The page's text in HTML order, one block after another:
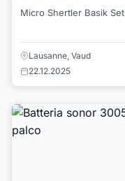
Micro Shertler Basik Set
Lausanne, Vaud
22.12.2025